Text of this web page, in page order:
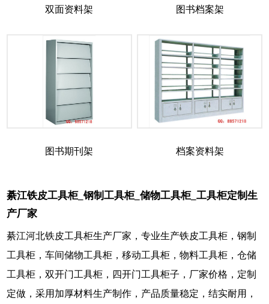
双面资料架 图书档案架
图书期刊架 档案资料架
綦江铁皮工具柜_钢制工具柜_储物工具柜_工具柜定制生
产厂家
綦江河北铁皮工具柜生产厂家，专业生产铁皮工具柜，钢制
工具柜，车间储物工具柜，移动工具柜，物料工具柜，仓储
工具柜，双开门工具柜，四开门工具柜子，厂家价格，定制
定做，采用加厚材料生产制作，产品质量稳定，结实耐用，